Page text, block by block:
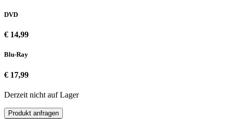
DVD
€ 14,99
Blu-Ray
€ 17,99
Derzeit nicht auf Lager
Produkt anfragen